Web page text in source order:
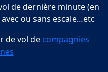
de dernière minute (en
ou sans escale…etc
de vol de compagnies